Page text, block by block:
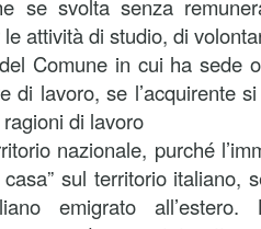
se svolta senza
attività di studio, di
Comune in cui ha sede
di lavoro, se l’acquirente
ragioni di lavoro
nazionale, purché
sul territorio italiano,
emigrato